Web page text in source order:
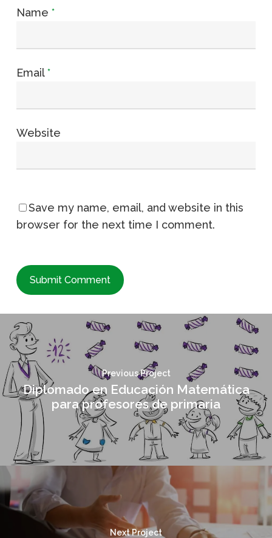
Name *
Email*
Website
Save my name, email, and website in this
browser for the next time I comment.
Previous Project
Diplomado en Educación Matemática
para profesores de primaria
Next Project